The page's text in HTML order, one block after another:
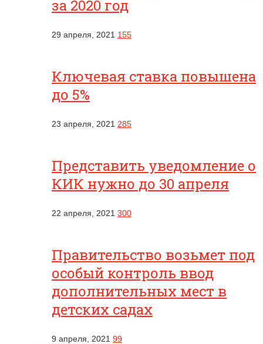
за 2020 год
29 апреля, 2021 155
Ключевая ставка повышена
до 5%
23 апреля, 2021 285
Представить уведомление о
КИК нужно до 30 апреля
22 апреля, 2021 300
Правительство возьмет под
особый контроль ввод
дополнительных мест в
детских садах
9 апреля, 2021 99